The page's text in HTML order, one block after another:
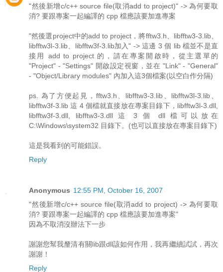
"然後新增c/c++ source file(取消add to project)" -> 為何要取
消? 要跟專案一起編譯的 cpp 檔應該要加進專案
"然後選project中的add to project，將fftw3.h、libfftw3-3.lib、
libfftw3l-3.lib、libfftw3f-3.lib加入" -> 這邊 3 個 lib 檔並不是直
接用 add to project 的，請在專案開啟時，從主選單的
"Project" - "Settings" 開啟設定視窗，並在 "Link" - "General"
- "Object/Library modules" 內加入這3個檔案(以空白作分隔)
ps. 為了方便起見，fftw3.h、libfftw3-3.lib、libfftw3l-3.lib、
libfftw3f-3.lib 這 4 個檔就直接放在專案目錄下，libfftw3l-3.dll,
libfftw3f-3.dll, libfftw3-3.dll 這 3 個 dll 檔可以放在
C:\Windows\system32 目錄下。(也可以直接放在專案目錄下)
這是我看到的可能錯誤。
Reply
Anonymous 12:55 PM, October 16, 2007
"然後新增c/c++ source file(取消add to project) -> 為何要取
消? 要跟專案一起編譯的 cpp 檔應該要加進專案"
因為不取消沒辦法下一步
謝謝您幫我釐清有關lib跟dll該如何作用，我再繼續試試，再次
謝謝！
Reply